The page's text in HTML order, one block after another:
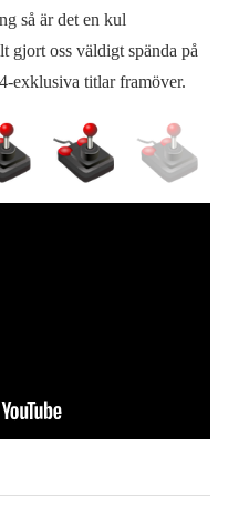
så är det en kul
gjort oss väldigt spända på
exklusiva titlar framöver.